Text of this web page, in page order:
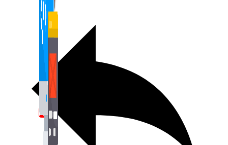
Bán Hàng Online
2,632 bài viết
New